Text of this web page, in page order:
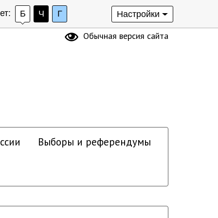
Б Ч Г Настройки
Обычная версия сайта
Выборы и референдумы